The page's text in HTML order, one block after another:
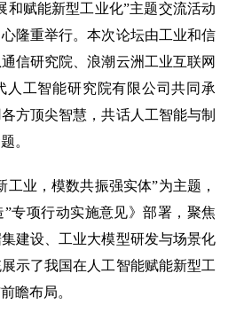
赋能新型工业化”主题交流活动
隆重举行。本次论坛由工业和信
信研究院、浪潮云洲工业互联网
人工智能研究院有限公司共同承
方顶尖智慧，共话人工智能与制
。
工业，模数共振强实体”为主题，
专项行动实施意见》部署，聚焦
建设、工业大模型研发与场景化
示了我国在人工智能赋能新型工
瞻布局。